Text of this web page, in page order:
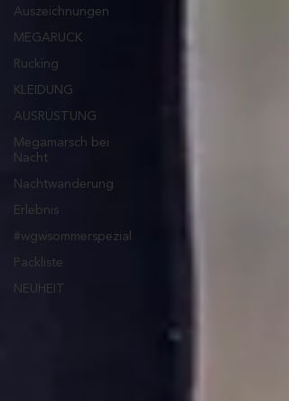
Auszeichnungen
MEGARUCK
Rucking
KLEIDUNG
AUSRÜSTUNG
Megamarsch bei
Nacht
Nachtwanderung
Erlebnis
#wgwsommerspezial
Packliste
NEUHEIT